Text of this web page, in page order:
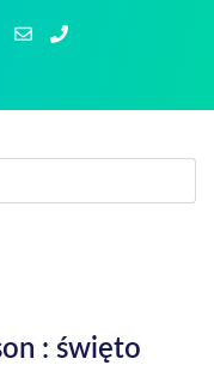
: święto